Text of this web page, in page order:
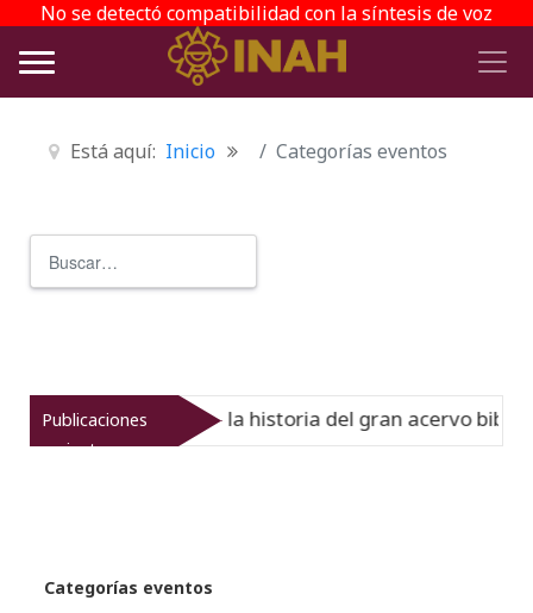
No se detectó compatibilidad con la síntesis de voz
Está aquí: Inicio Categorías eventos
Publicaciones
recientes
Virreinato muestra la historia del gran acervo
Categorías eventos